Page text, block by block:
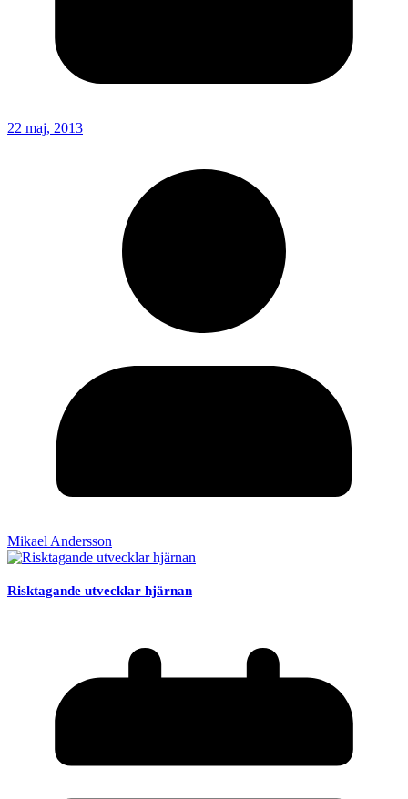
22 maj, 2013
Mikael Andersson
Risktagande utvecklar hjärnan